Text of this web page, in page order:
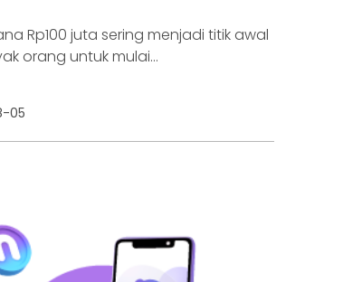
Rp100 juta sering menjadi titik awal
orang untuk mulai
dibanding tabungan biasa, tetapi
terjangkau bagi banyak investor
05